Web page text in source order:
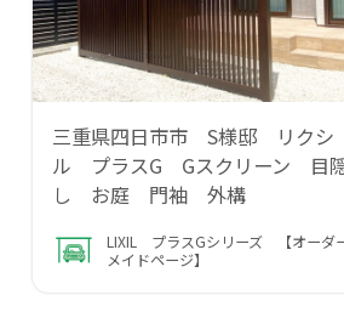
三重県四日市市 S様邸 リクシ
ル プラスG Gスクリーン 目
し お庭 門袖 外構
LIXIL プラスGシリーズ 【オーダ
メイドページ】